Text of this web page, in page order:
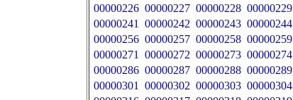
00000226 00000227 00000228 00000229
00000241
00000242 00000243 00000244
00000256 00000257 00000258 00000259
00000271
00000272 00000273 00000274
00000286 00000287 00000288 00000289
00000301
00000302 00000303 00000304